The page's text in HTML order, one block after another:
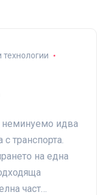
технологии
неминуемо идва
транспорта.
на една
част…